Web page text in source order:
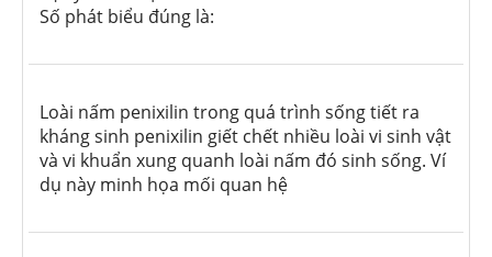
Số phát biểu đúng là:
Loài nấm penixilin trong quá trình sống tiết ra
kháng sinh penixilin giết chết nhiều loài vi sinh vật
và vi khuẩn xung quanh loài nấm đó sinh sống. Ví
dụ này minh họa mối quan hệ